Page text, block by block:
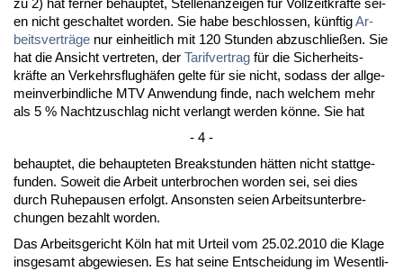
zu 2) hat fer­ner be­haup­tet, Stel­len­an­zei­gen für Voll­zeit­kräfte sei­
en nicht ge­schal­tet wor­den. Sie ha­be be­schlos­sen, künf­tigAr­
beits­verträge nur ein­heit­lich mit 120 St­un­den ab­zu­sch­ließen. Sie
hat die An­sicht ver­tre­ten, der Ta­rif­ver­trag für die Si­cher­heits­
kräfte an Ver­kehrs­flughäfen gel­te für sie nicht, so­dass der all­ge­
mein­ver­bind­li­che MTV An­wen­dung fin­de, nach wel­chem mehr
als 5 % Nacht­zu­schlag nicht ver­langt wer­den könne. Sie hat
- 4 -
be­haup­tet, die be­haup­te­ten Break­stun­den hätten nicht statt­ge­
fun­den. So­weit die Ar­beit un­ter­bro­chen wor­den sei, sei dies
durch Ru­he­pau­sen er­folgt. An­sons­ten sei­en Ar­beits­un­ter­bre­
chun­gen be­zahlt wor­den.
Das Ar­beits­ge­richt Köln hat mit Ur­teil vom 25.02.2010 die Kla­ge
ins­ge­samt ab­ge­wie­sen. Es hat sei­ne Ent­schei­dung im We­sent­li­